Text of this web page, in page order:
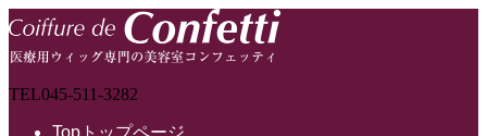
TEL045-511-3282
Top トップページ